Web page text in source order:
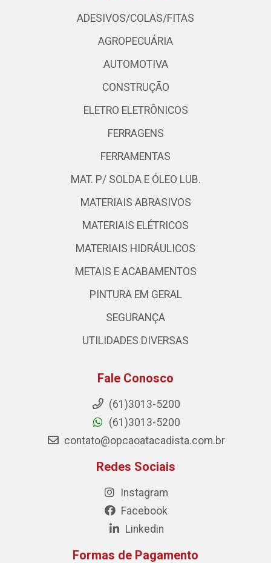
ADESIVOS/COLAS/FITAS
AGROPECUÁRIA
AUTOMOTIVA
CONSTRUÇÃO
ELETRO ELETRÔNICOS
FERRAGENS
FERRAMENTAS
MAT. P/ SOLDA E ÓLEO LUB.
MATERIAIS ABRASIVOS
MATERIAIS ELÉTRICOS
MATERIAIS HIDRÁULICOS
METAIS E ACABAMENTOS
PINTURA EM GERAL
SEGURANÇA
UTILIDADES DIVERSAS
Fale Conosco
(61)3013-5200
(61)3013-5200
contato@opcaoatacadista.com.br
Redes Sociais
Instagram
Facebook
Linkedin
Formas de Pagamento